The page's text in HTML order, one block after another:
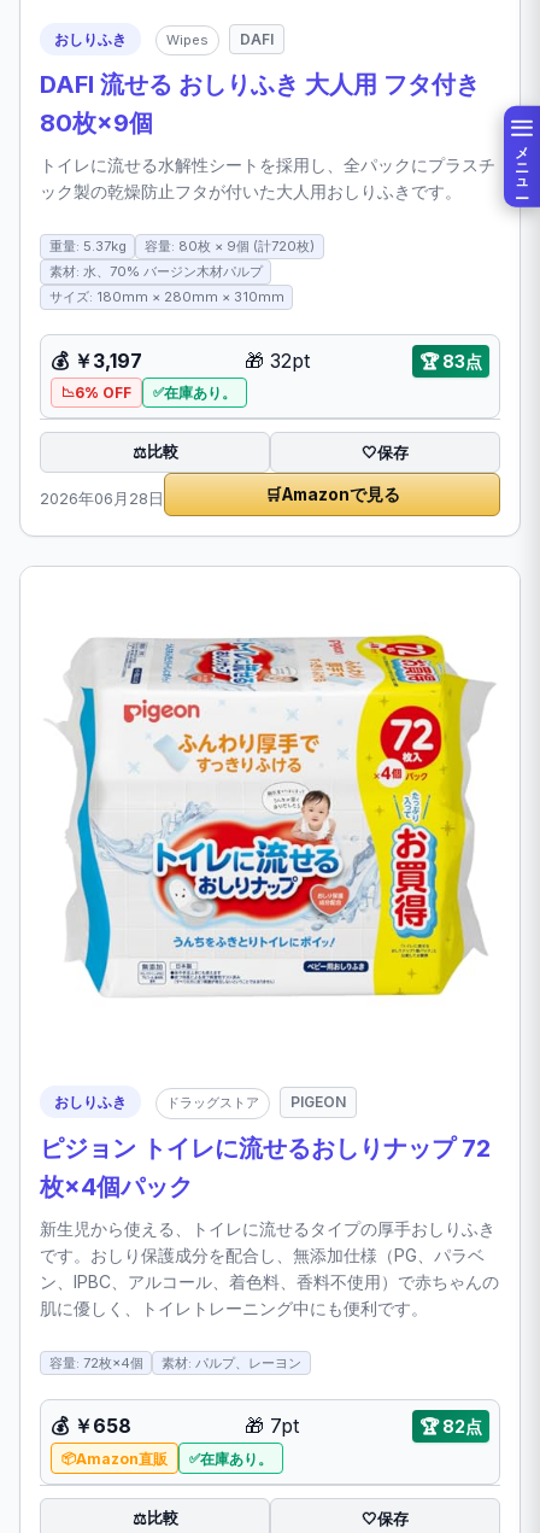
メニュー
おしりふき Wipes DAFI
DAFI 流せる おしりふき 大人用 フタ付き
80枚×9個
トイレに流せる水解性シートを採用し、全パックにプラスチ
ック製の乾燥防止フタが付いた大人用おしりふきです。
重量: 5.37kg
容量: 80枚 × 9個 (計720枚)
素材: 水、70% バージン木材パルプ
サイズ: 180mm × 280mm × 310mm
💰 ￥3,197 🎁 32pt 🏆83点
6% OFF 在庫あり。
⚖️比較 🤍保存
2026年06月28日 🛒Amazonで見る
おしりふき ドラッグストア PIGEON
ピジョン トイレに流せるおしりナップ 72
枚×4個パック
新生児から使える、トイレに流せるタイプの厚手おしりふき
です。おしり保護成分を配合し、無添加仕様（PG、パラベ
ン、IPBC、アルコール、着色料、香料不使用）で赤ちゃんの
肌に優しく、トイレトレーニング中にも便利です。
容量: 72枚×4個 素材: パルプ、レーヨン
💰 ￥658 🎁 7pt 🏆82点
Amazon直販 在庫あり。
⚖️比較 🤍保存